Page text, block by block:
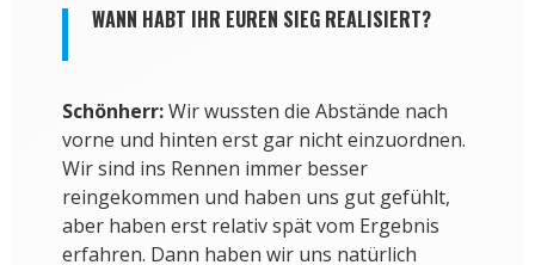
WANN HABT IHR EUREN SIEG REALISIERT?
Schönherr:Wir wussten die Abstände nach
vorne und hinten erst gar nicht einzuordnen.
Wir sind ins Rennen immer besser
reingekommen und haben uns gut gefühlt,
aber haben erst relativ spät vom Ergebnis
erfahren. Dann haben wir uns natürlich